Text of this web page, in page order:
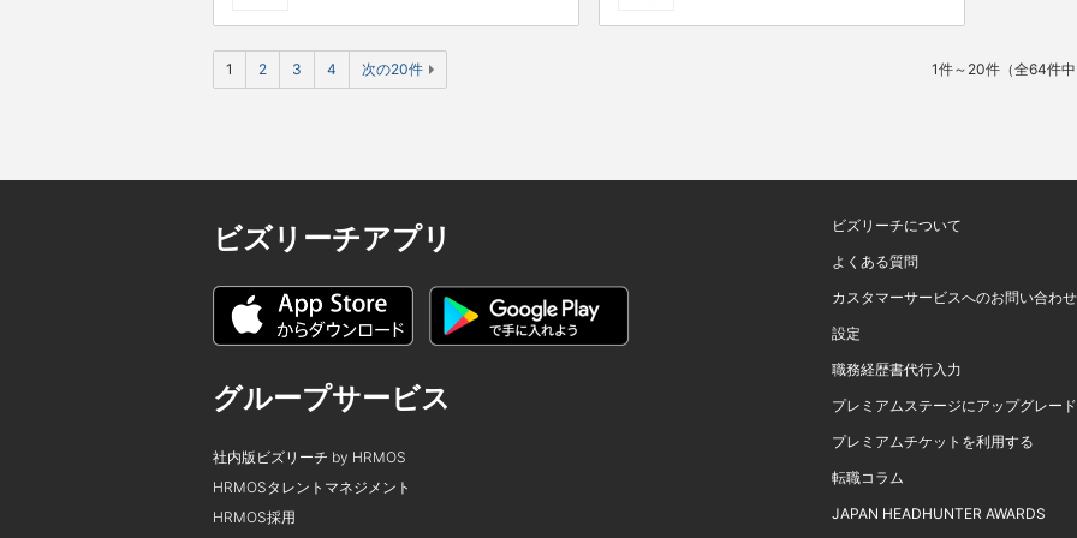
1件～20件（全64件
1 2 3 4 次の20件
ビズリーチアプリ
グループサービス
社内版ビズリーチ by HRMOS
HRMOSタレントマネジメント
HRMOS採用
ビズリーチについて
よくある質問
カスタマーサービスへのお問い合わせ
設定
職務経歴書代行入力
プレミアムステージにアップグレード
プレミアムチケットを利用する
転職コラム
JAPAN HEADHUNTER AWARDS